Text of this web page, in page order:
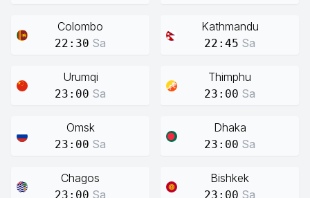
Colombo
22:30 Sa
Kathmandu
22:45 Sa
Urumqi
23:00 Sa
Thimphu
23:00 Sa
Omsk
23:00 Sa
Dhaka
23:00 Sa
Chagos
23:00 Sa
Bishkek
23:00 Sa